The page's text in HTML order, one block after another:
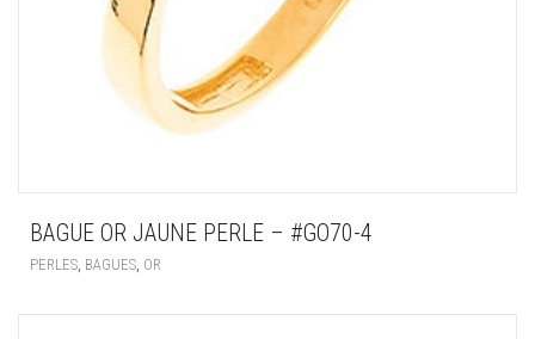
BAGUE OR JAUNE PERLE – #GO70-4
PERLES BAGUES OR